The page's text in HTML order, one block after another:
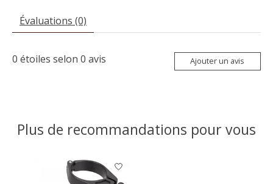
Évaluations (0)
0 étoiles selon 0 avis Ajouter un avis
Plus de recommandations pour vous
Articles du carrousel de produits